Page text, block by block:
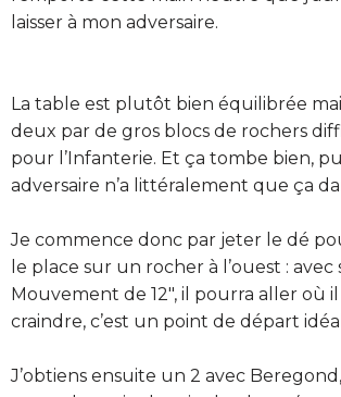
laisser à mon adversaire.
La table est plutôt bien équilibrée
deux par de gros blocs de rochers
pour l’Infanterie. Et ça tombe bien,
adversaire n’a littéralement que ça
Je commence donc par jeter le dé
le place sur un rocher à l’ouest : avec
Mouvement de 12″, il pourra aller où
craindre, c’est un point de départ
J’obtiens ensuite un 2 avec